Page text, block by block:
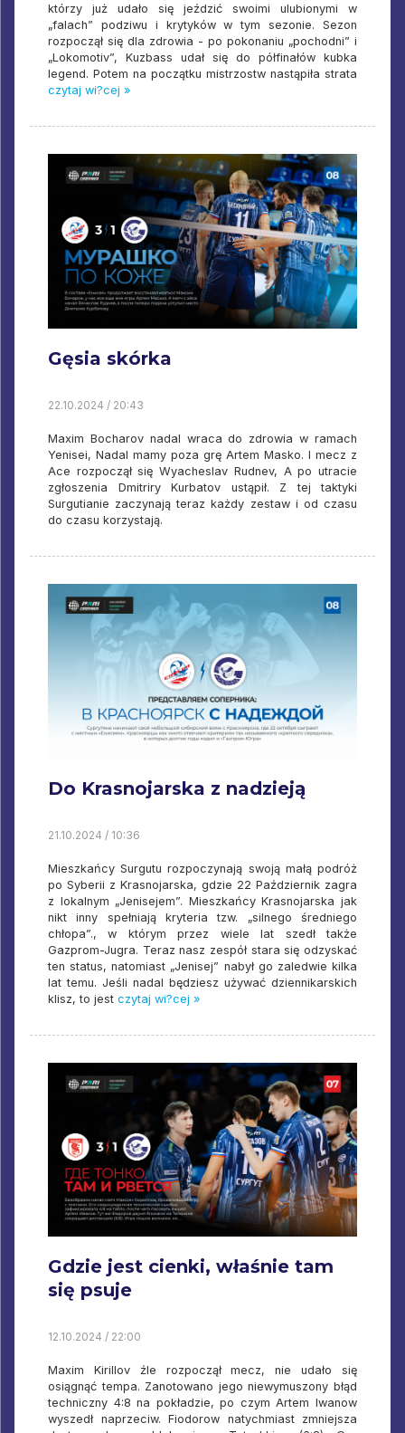
którzy już udało się jeździć swoimi ulubionymi w
„falach” podziwu i krytyków w tym sezonie. Sezon
rozpoczął się dla zdrowia - po pokonaniu „pochodni” i
„Lokomotiv”, Kuzbass udał się do półfinałów kubka
legend. Potem na początku mistrzostw nastąpiła strata
czytaj wi?cej »
Gęsia skórka
22.10.2024 / 20:43
Maxim Bocharov nadal wraca do zdrowia w ramach
Yenisei, Nadal mamy poza grę Artem Masko. I mecz z
Ace rozpoczął się Wyacheslav Rudnev, A po utracie
zgłoszenia Dmitriry Kurbatov ustąpił. Z tej taktyki
Surgutianie zaczynają teraz każdy zestaw i od czasu
do czasu korzystają.
Do Krasnojarska z nadzieją
21.10.2024 / 10:36
Mieszkańcy Surgutu rozpoczynają swoją małą podróż
po Syberii z Krasnojarska, gdzie 22 Październik zagra
z lokalnym „Jenisejem”. Mieszkańcy Krasnojarska jak
nikt inny spełniają kryteria tzw. „silnego średniego
chłopa”., w którym przez wiele lat szedł także
Gazprom-Jugra. Teraz nasz zespół stara się odzyskać
ten status, natomiast „Jenisej” nabył go zaledwie kilka
lat temu. Jeśli nadal będziesz używać dziennikarskich
klisz, to jest czytaj wi?cej »
Gdzie jest cienki, właśnie tam
się psuje
12.10.2024 / 22:00
Maxim Kirillov źle rozpoczął mecz, nie udało się
osiągnąć tempa. Zanotowano jego niewymuszony błąd
techniczny 4:8 na pokładzie, po czym Artem Iwanow
wyszedł naprzeciw. Fiodorow natychmiast zmniejsza